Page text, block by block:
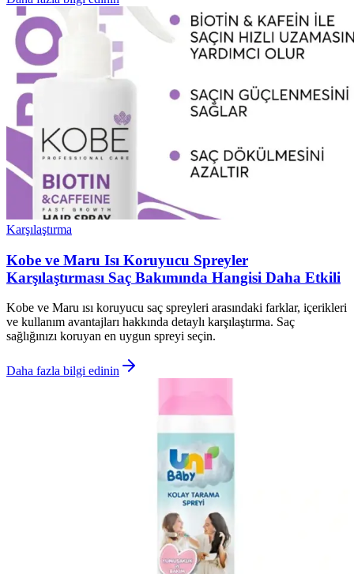
Karşılaştırma
Kobe ve Maru Isı Koruyucu Spreyler
Karşılaştırması Saç Bakımında Hangisi Daha Etkili
Kobe ve Maru ısı koruyucu saç spreyleri arasındaki farklar, içerikleri
ve kullanım avantajları hakkında detaylı karşılaştırma. Saç
sağlığınızı koruyan en uygun spreyi seçin.
Daha fazla bilgi edinin